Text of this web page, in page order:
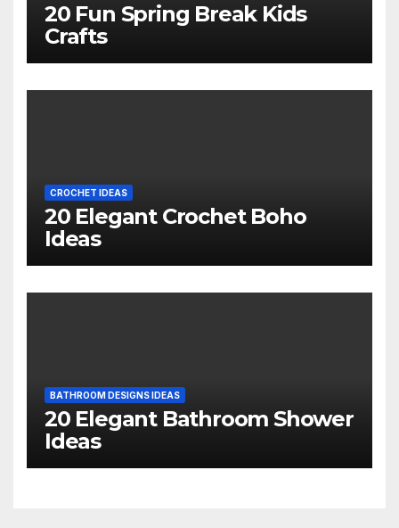
20 Fun Spring Break Kids
Crafts
CROCHET IDEAS
20 Elegant Crochet Boho
Ideas
BATHROOM DESIGNS IDEAS
20 Elegant Bathroom Shower
Ideas